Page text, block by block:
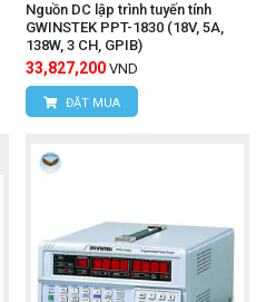
Nguồn DC lập trình tuyến tính
GWINSTEK PPT-1830 (18V, 5A,
138W, 3 CH, GPIB)
33,827,200 VND
ĐẶT MUA